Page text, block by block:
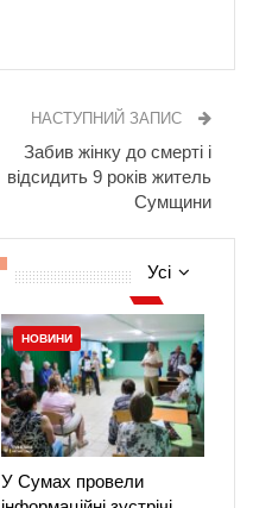
НАСТУПНИЙ ЗАПИС
Забив жінку до смерті і
відсидить 9 років житель
Сумщини
Усі
НОВИНИ
У Сумах провели